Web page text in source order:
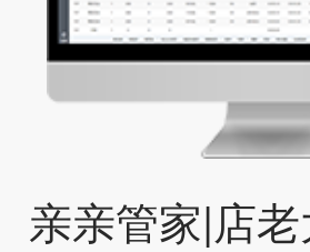
亲亲管家|店